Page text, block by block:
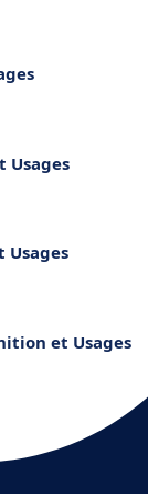
Usages
Usages
et Usages